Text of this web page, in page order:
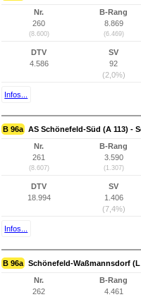
Nr.
260
(8.600)
B-Rang
8.869
(6.469)
DTV
4.586
SV
92
(2,0%)
Infos...
B 96a AS Schönefeld-Süd (A 113) -
Nr.
261
(8.607)
B-Rang
3.590
(1.307)
DTV
18.994
SV
1.406
(7,4%)
Infos...
B 96a Schönefeld-Waßmannsdorf
Nr.
262
B-Rang
4.461